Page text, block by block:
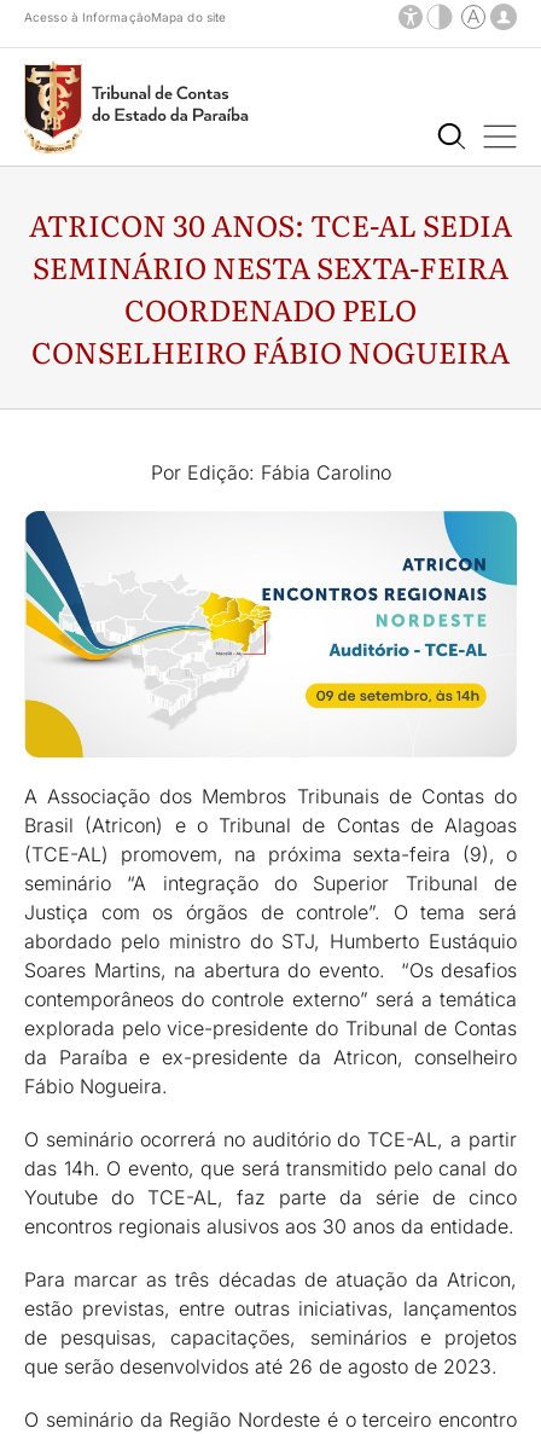
Acesso à InformaçãoMapa do site
ATRICON 30 ANOS: TCE-AL SEDIA
SEMINÁRIO NESTA SEXTA-FEIRA
COORDENADO PELO
CONSELHEIRO FÁBIO NOGUEIRA
Por Edição: Fábia Carolino
A Associação dos Membros Tribunais de Contas do
Brasil (Atricon) e o Tribunal de Contas de Alagoas
(TCE-AL) promovem, na próxima sexta-feira (9), o
seminário “A integração do Superior Tribunal de
Justiça com os órgãos de controle”. O tema será
abordado pelo ministro do STJ, Humberto Eustáquio
Soares Martins, na abertura do evento. “Os desafios
contemporâneos do controle externo” será a temática
explorada pelo vice-presidente do Tribunal de Contas
da Paraíba e ex-presidente da Atricon, conselheiro
Fábio Nogueira.
O seminário ocorrerá no auditório do TCE-AL, a partir
das 14h. O evento, que será transmitido pelo canal do
Youtube do TCE-AL, faz parte da série de cinco
encontros regionais alusivos aos 30 anos da entidade.
Para marcar as três décadas de atuação da Atricon,
estão previstas, entre outras iniciativas, lançamentos
de pesquisas, capacitações, seminários e projetos
que serão desenvolvidos até 26 de agosto de 2023.
O seminário da Região Nordeste é o terceiro encontro